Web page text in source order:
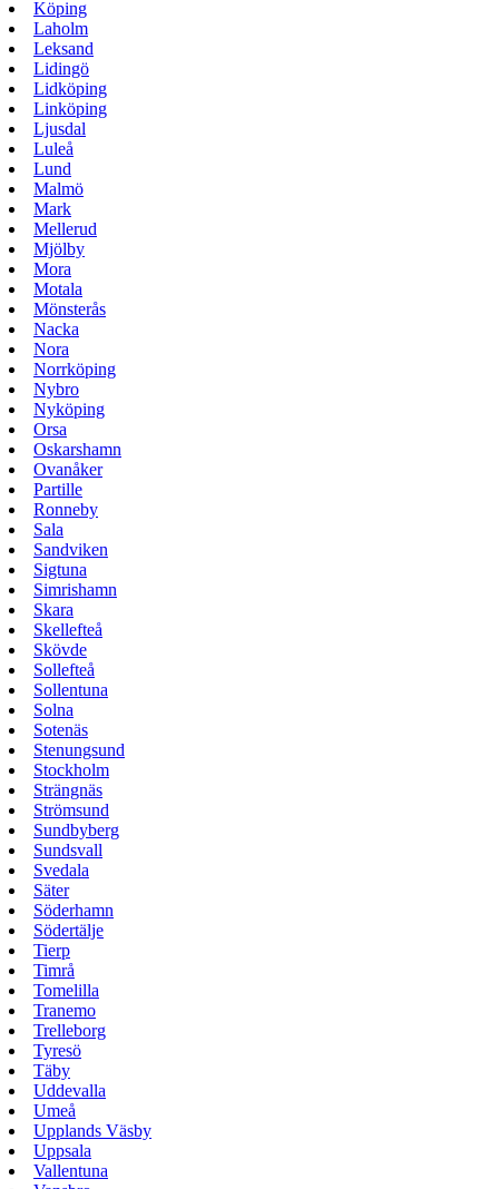
Köping
Laholm
Leksand
Lidingö
Lidköping
Linköping
Ljusdal
Luleå
Lund
Malmö
Mark
Mellerud
Mjölby
Mora
Motala
Mönsterås
Nacka
Nora
Norrköping
Nybro
Nyköping
Orsa
Oskarshamn
Ovanåker
Partille
Ronneby
Sala
Sandviken
Sigtuna
Simrishamn
Skara
Skellefteå
Skövde
Sollefteå
Sollentuna
Solna
Sotenäs
Stenungsund
Stockholm
Strängnäs
Strömsund
Sundbyberg
Sundsvall
Svedala
Säter
Söderhamn
Södertälje
Tierp
Timrå
Tomelilla
Tranemo
Trelleborg
Tyresö
Täby
Uddevalla
Umeå
Upplands Väsby
Uppsala
Vallentuna